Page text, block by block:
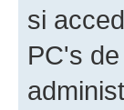
si
PC's